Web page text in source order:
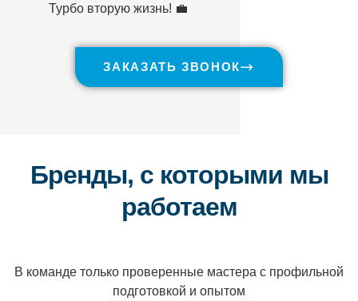
Турбо вторую жизнь! 💼
ЗАКАЗАТЬ ЗВОНОК
Бренды, с которыми мы
работаем
В команде только проверенные мастера с профильной
подготовкой и опытом